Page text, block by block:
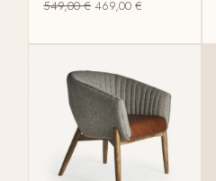
549,00€ 469,00€